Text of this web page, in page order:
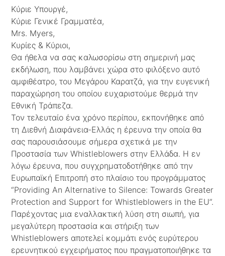
Κύριε Υπουργέ,
Κύριε Γενικέ Γραμματέα,
Mrs. Myers,
Κυρίες & Κύριοι,
Θα ήθελα να σας καλωσορίσω στη σημερινή μας
εκδήλωση, που λαμβάνει χώρα στο φιλόξενο αυτό
αμφιθέατρο, του Μεγάρου Καρατζά, για την ευγενική
παραχώρηση του οποίου ευχαριστούμε θερμά την
Εθνική Τράπεζα.
Τον τελευταίο ένα χρόνο περίπου, εκπονήθηκε από
τη Διεθνή Διαφάνεια-Ελλάς η έρευνα την οποία θα
σας παρουσιάσουμε σήμερα σχετικά με την
Προστασία των Whistleblowers στην Ελλάδα. Η εν
λόγω έρευνα, που συγχρηματοδοτήθηκε από την
Ευρωπαϊκή Επιτροπή στο πλαίσιο του προγράμματος
“Providing An Alternative to Silence: Towards Greater
Protection and Support for Whistleblowers in the EU”.
Παρέχοντας μια εναλλακτική λύση στη σιωπή, για
μεγαλύτερη προστασία και στήριξη των
Whistleblowers αποτελεί κομμάτι ενός ευρύτερου
ερευνητικού εγχειρήματος που πραγματοποιήθηκε τα